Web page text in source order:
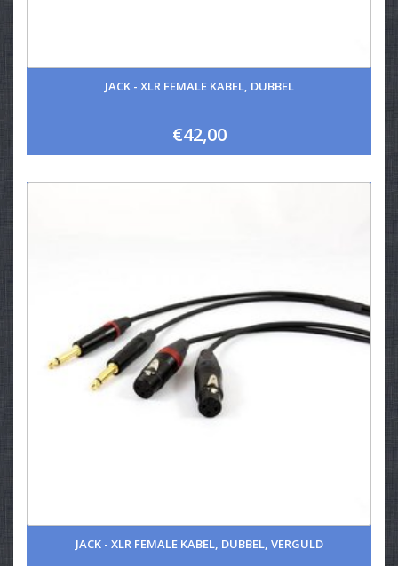
JACK - XLR FEMALE KABEL, DUBBEL
€42,00
JACK - XLR FEMALE KABEL, DUBBEL, VERGULD